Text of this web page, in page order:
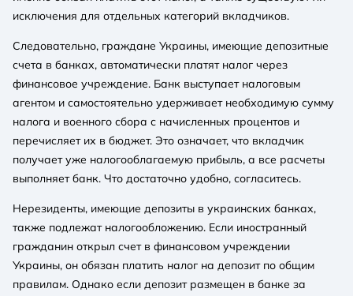
исключения для отдельных категорий вкладчиков.
Следовательно, граждане Украины, имеющие депозитные
счета в банках, автоматически платят налог через
финансовое учреждение. Банк выступает налоговым
агентом и самостоятельно удерживает необходимую сумму
налога и военного сбора с начисленных процентов и
перечисляет их в бюджет. Это означает, что вкладчик
получает уже налогооблагаемую прибыль, а все расчеты
выполняет банк. Что достаточно удобно, согласитесь.
Нерезиденты, имеющие депозиты в украинских банках,
также подлежат налогообложению. Если иностранный
гражданин открыл счет в финансовом учреждении
Украины, он обязан платить налог на депозит по общим
правилам. Однако если депозит размещен в банке за